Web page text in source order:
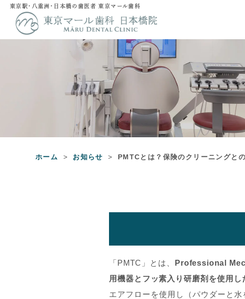
東京駅・八重洲・日本橋の歯医者 東京マール歯科
ホーム お知らせ PMTCとは？保険のクリーニングと
「PMTC」とは、 Professional
用機器とフッ素入り研磨剤を使用
エアフローを使用し（パウダーと